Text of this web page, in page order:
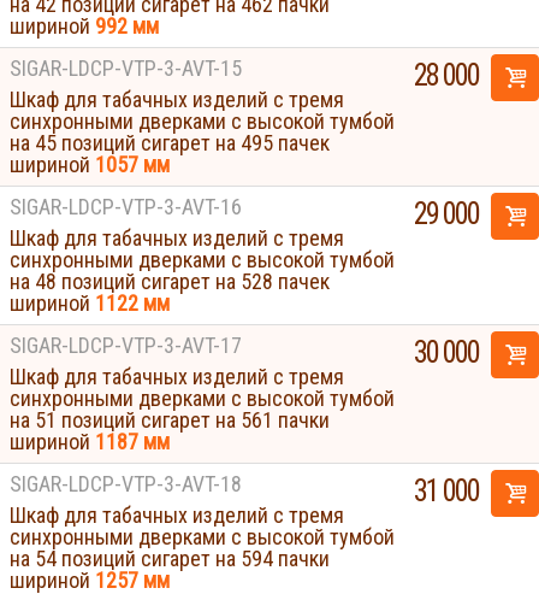
шириной 992 мм
SIGAR-LDCP-VTP-3-AVT-15
Шкаф для табачных изделий с тремя
синхронными дверками с высокой тумбой
на 45 позиций сигарет на 495 пачек
шириной 1057 мм
28 000
SIGAR-LDCP-VTP-3-AVT-16
Шкаф для табачных изделий с тремя
синхронными дверками с высокой тумбой
на 48 позиций сигарет на 528 пачек
шириной 1122 мм
29 000
SIGAR-LDCP-VTP-3-AVT-17
Шкаф для табачных изделий с тремя
синхронными дверками с высокой тумбой
на 51 позиций сигарет на 561 пачки
шириной 1187 мм
30 000
SIGAR-LDCP-VTP-3-AVT-18
Шкаф для табачных изделий с тремя
синхронными дверками с высокой тумбой
на 54 позиций сигарет на 594 пачки
шириной 1257 мм
31 000